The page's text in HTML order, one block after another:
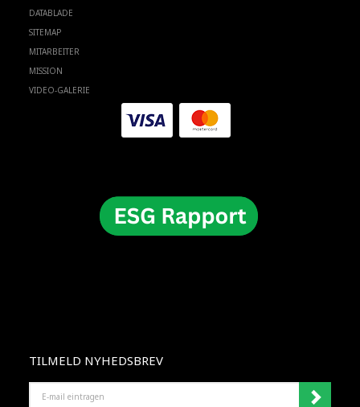
DATABLADE
SITEMAP
MITARBEITER
MISSION
VIDEO-GALERIE
TILMELD NYHEDSBREV
MAIL